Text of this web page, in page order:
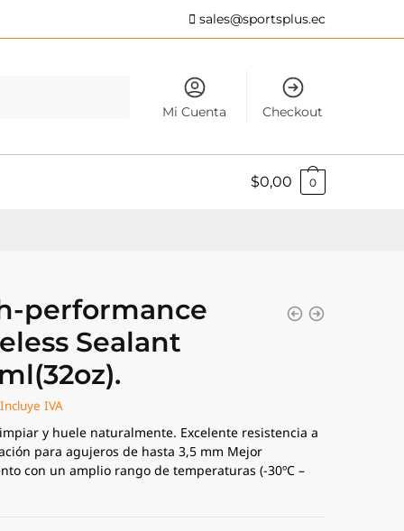
sales@sportsplus.ec
Mi Cuenta Checkout
$0,00 0
performance
Sealant
Incluye IVA
y huele naturalmente. Excelente resistencia a
para agujeros de hasta 3,5 mm Mejor
con un amplio rango de temperaturas (-30ºC –